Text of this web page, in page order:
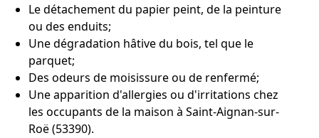
Le détachement du papier peint, de la peinture
ou des enduits;
Une dégradation hâtive du bois, tel que le
parquet;
Des odeurs de moisissure ou de renfermé;
Une apparition d'allergies ou d'irritations chez
les occupants de la maison à Saint-Aignan-sur-
Roë (53390).